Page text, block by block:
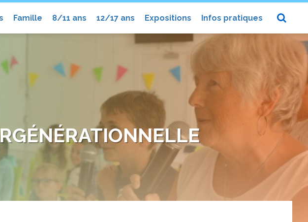
Famille 8/11 ans 12/17 ans Expositions Infos pratiques